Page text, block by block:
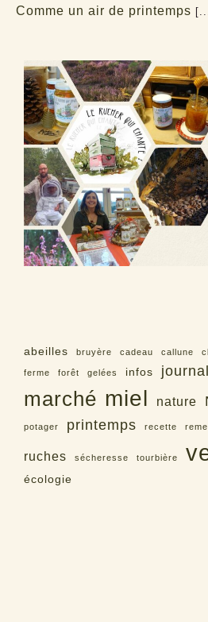
Comme un air de printemps
abeilles bruyère cadeau callune
ferme forêt gelées infos
marché miel nature
potager printemps recette
ruches sécheresse tourbière
écologie